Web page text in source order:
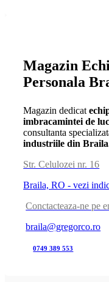
Magazin
Personala
Magazin dedicat
imbracamintei de
consultanta
industriile din
Str. Celulozei nr. 16
Braila, RO - vezi
Conctacteaza-ne pe
braila@gregorco.ro
0749 389 553